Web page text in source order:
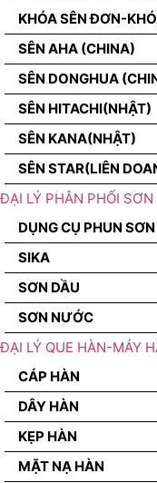
KHÓA SÊN ĐƠN-
SÊN AHA (CHINA)
SÊN DONGHUA
SÊN HITACHI(NHẬT)
SÊN KANA(NHẬT)
SÊN STAR(LIÊN
ĐẠI LÝ PHÂN PHỐI
DỤNG CỤ PHUN SƠN
SIKA
SƠN DẦU
SƠN NƯỚC
ĐẠI LÝ QUE HÀN-MÁY
CÁP HÀN
DÂY HÀN
KẸP HÀN
MẶT NẠ HÀN